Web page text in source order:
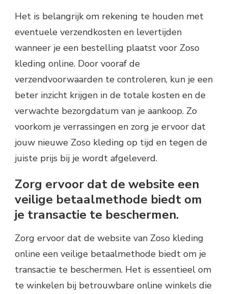
Het is belangrijk om rekening te houden met
eventuele verzendkosten en levertijden
wanneer je een bestelling plaatst voor Zoso
kleding online. Door vooraf de
verzendvoorwaarden te controleren, kun je een
beter inzicht krijgen in de totale kosten en de
verwachte bezorgdatum van je aankoop. Zo
voorkom je verrassingen en zorg je ervoor dat
jouw nieuwe Zoso kleding op tijd en tegen de
juiste prijs bij je wordt afgeleverd.
Zorg ervoor dat de website een
veilige betaalmethode biedt om
je transactie te beschermen.
Zorg ervoor dat de website van Zoso kleding
online een veilige betaalmethode biedt om je
transactie te beschermen. Het is essentieel om
te winkelen bij betrouwbare online winkels die